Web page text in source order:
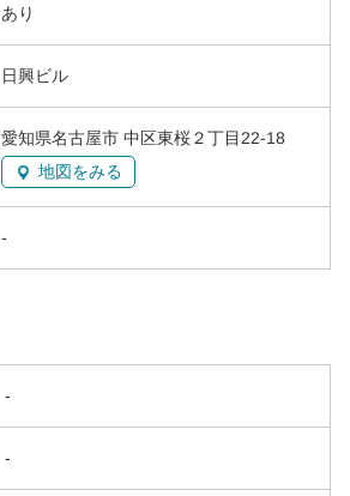
あり
日興ビル
愛知県名古屋市 中区東桜２丁目22-18
地図をみる
-
-
-